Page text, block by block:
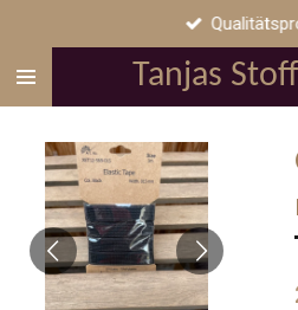
springen
Tanjas